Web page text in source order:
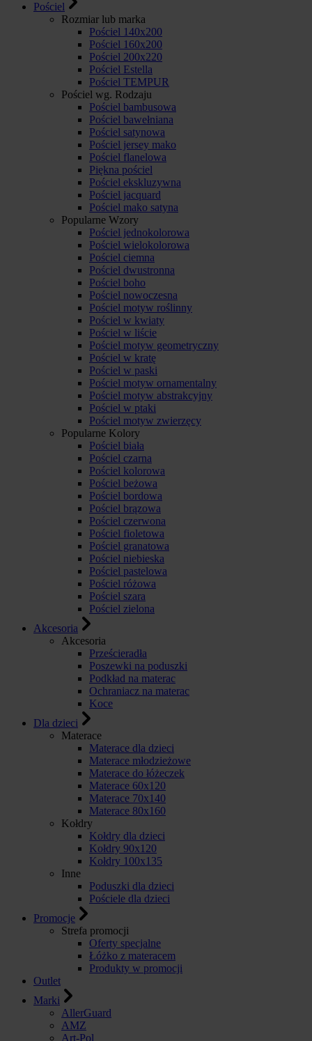
Pościel
Rozmiar lub marka
Pościel 140x200
Pościel 160x200
Pościel 200x220
Pościel Estella
Pościel TEMPUR
Pościel wg. Rodzaju
Pościel bambusowa
Pościel bawełniana
Pościel satynowa
Pościel jersey mako
Pościel flanelowa
Piękna pościel
Pościel ekskluzywna
Pościel jacquard
Pościel mako satyna
Popularne Wzory
Pościel jednokolorowa
Pościel wielokolorowa
Pościel ciemna
Pościel dwustronna
Pościel boho
Pościel nowoczesna
Pościel motyw roślinny
Pościel w kwiaty
Pościel w liście
Pościel motyw geometryczny
Pościel w kratę
Pościel w paski
Pościel motyw ornamentalny
Pościel motyw abstrakcyjny
Pościel w ptaki
Pościel motyw zwierzęcy
Popularne Kolory
Pościel biała
Pościel czarna
Pościel kolorowa
Pościel beżowa
Pościel bordowa
Pościel brązowa
Pościel czerwona
Pościel fioletowa
Pościel granatowa
Pościel niebieska
Pościel pastelowa
Pościel różowa
Pościel szara
Pościel zielona
Akcesoria
Akcesoria
Prześcieradła
Poszewki na poduszki
Podkład na materac
Ochraniacz na materac
Koce
Dla dzieci
Materace
Materace dla dzieci
Materace młodzieżowe
Materace do łóżeczek
Materace 60x120
Materace 70x140
Materace 80x160
Kołdry
Kołdry dla dzieci
Kołdry 90x120
Kołdry 100x135
Inne
Poduszki dla dzieci
Pościele dla dzieci
Promocje
Strefa promocji
Oferty specjalne
Łóżko z materacem
Produkty w promocji
Outlet
Marki
AllerGuard
AMZ
Art-Pol